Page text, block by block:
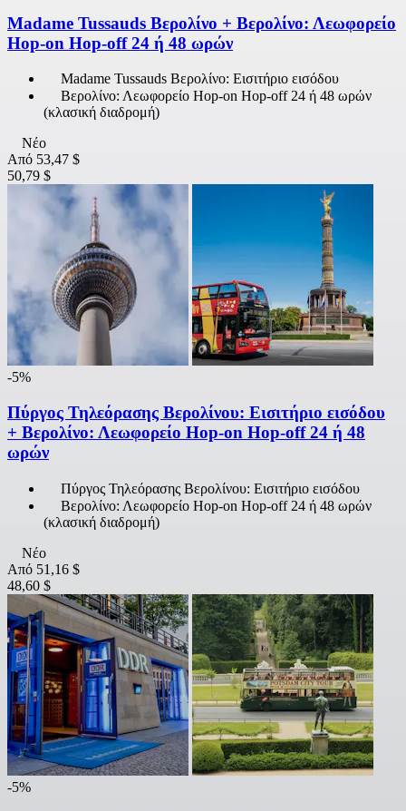
Madame Tussauds Βερολίνο + Βερολίνο: Λεωφορείο
Hop-on Hop-off 24 ή 48 ωρών
Madame Tussauds Βερολίνο: Εισιτήριο εισόδου
Βερολίνο: Λεωφορείο Hop-on Hop-off 24 ή 48 ωρών
(κλασική διαδρομή)
Νέο
Από 53,47 $
50,79 $
-5%
Πύργος Τηλεόρασης Βερολίνου: Εισιτήριο εισόδου
+ Βερολίνο: Λεωφορείο Hop-on Hop-off 24 ή 48
ωρών
Πύργος Τηλεόρασης Βερολίνου: Εισιτήριο εισόδου
Βερολίνο: Λεωφορείο Hop-on Hop-off 24 ή 48 ωρών
(κλασική διαδρομή)
Νέο
Από 51,16 $
48,60 $
-5%